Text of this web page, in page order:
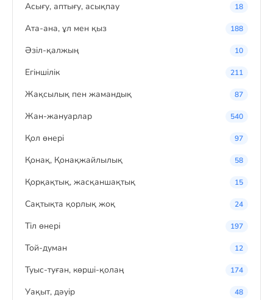
Асығу, аптығу, асықпау 18
Ата-ана, ұл мен қыз 188
Әзіл-қалжың 10
Егіншілік 211
Жақсылық пен жамандық 87
Жан-жануарлар 540
Қол өнері 97
Қонақ, Қонақжайлылық 58
Қорқақтық, жасқаншақтық 15
Сақтықта қорлық жоқ 24
Тіл өнері 197
Той-думан 12
Туыс-туған, көрші-қолаң 174
Уақыт, дәуір 48